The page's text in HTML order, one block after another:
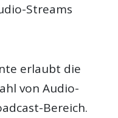
Streams
erlaubt die
von Audio-
Bereich.